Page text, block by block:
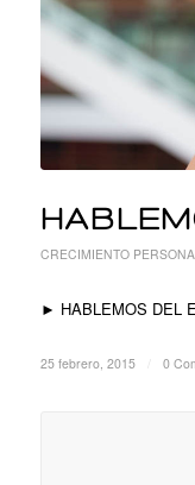
CRECIMIENTO
► HABLEMOS DEL
25 febrero, 2015 0